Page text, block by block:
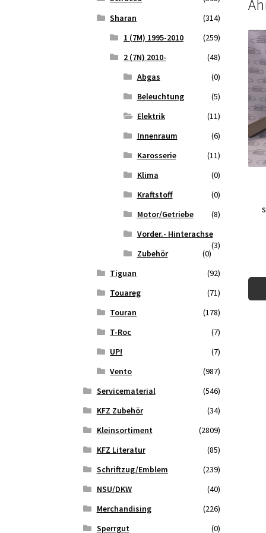
Sharan
(314)
1 (7M) 1995-2010
(259)
2 (7N) 2010-
(48)
Abgas
(0)
Beleuchtung
(5)
Elektrik
(11)
Innenraum
(6)
Karosserie
(11)
Klima
(0)
Kraftstoff
(0)
Motor/Getriebe
(8)
Vorder.- Hinterachse
(3)
Zubehör
(0)
Tiguan
(92)
Touareg
(71)
Touran
(178)
T-Roc
(7)
UP!
(7)
Vento
(987)
Servicematerial
(546)
KFZ Zubehör
(34)
Kleinsortiment
(2809)
KFZ Literatur
(85)
Schriftzug/Emblem
(239)
NSU/DKW
(40)
Merchandising
(226)
Sperrgut
(0)